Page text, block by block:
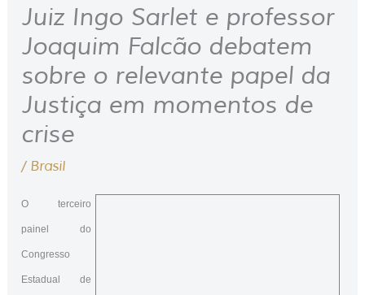
Juiz Ingo Sarlet e professor
Joaquim Falcão debatem
sobre o relevante papel da
Justiça em momentos de
crise
/ Brasil
O terceiro
painel do
Congresso
Estadual de